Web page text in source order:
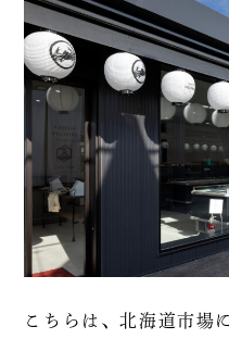
こちらは、北海道市場